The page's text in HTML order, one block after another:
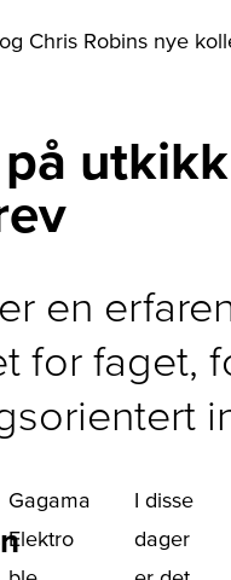
Chris Robins nye
en
for faget,
Gagama
Elektro
I disse
dager